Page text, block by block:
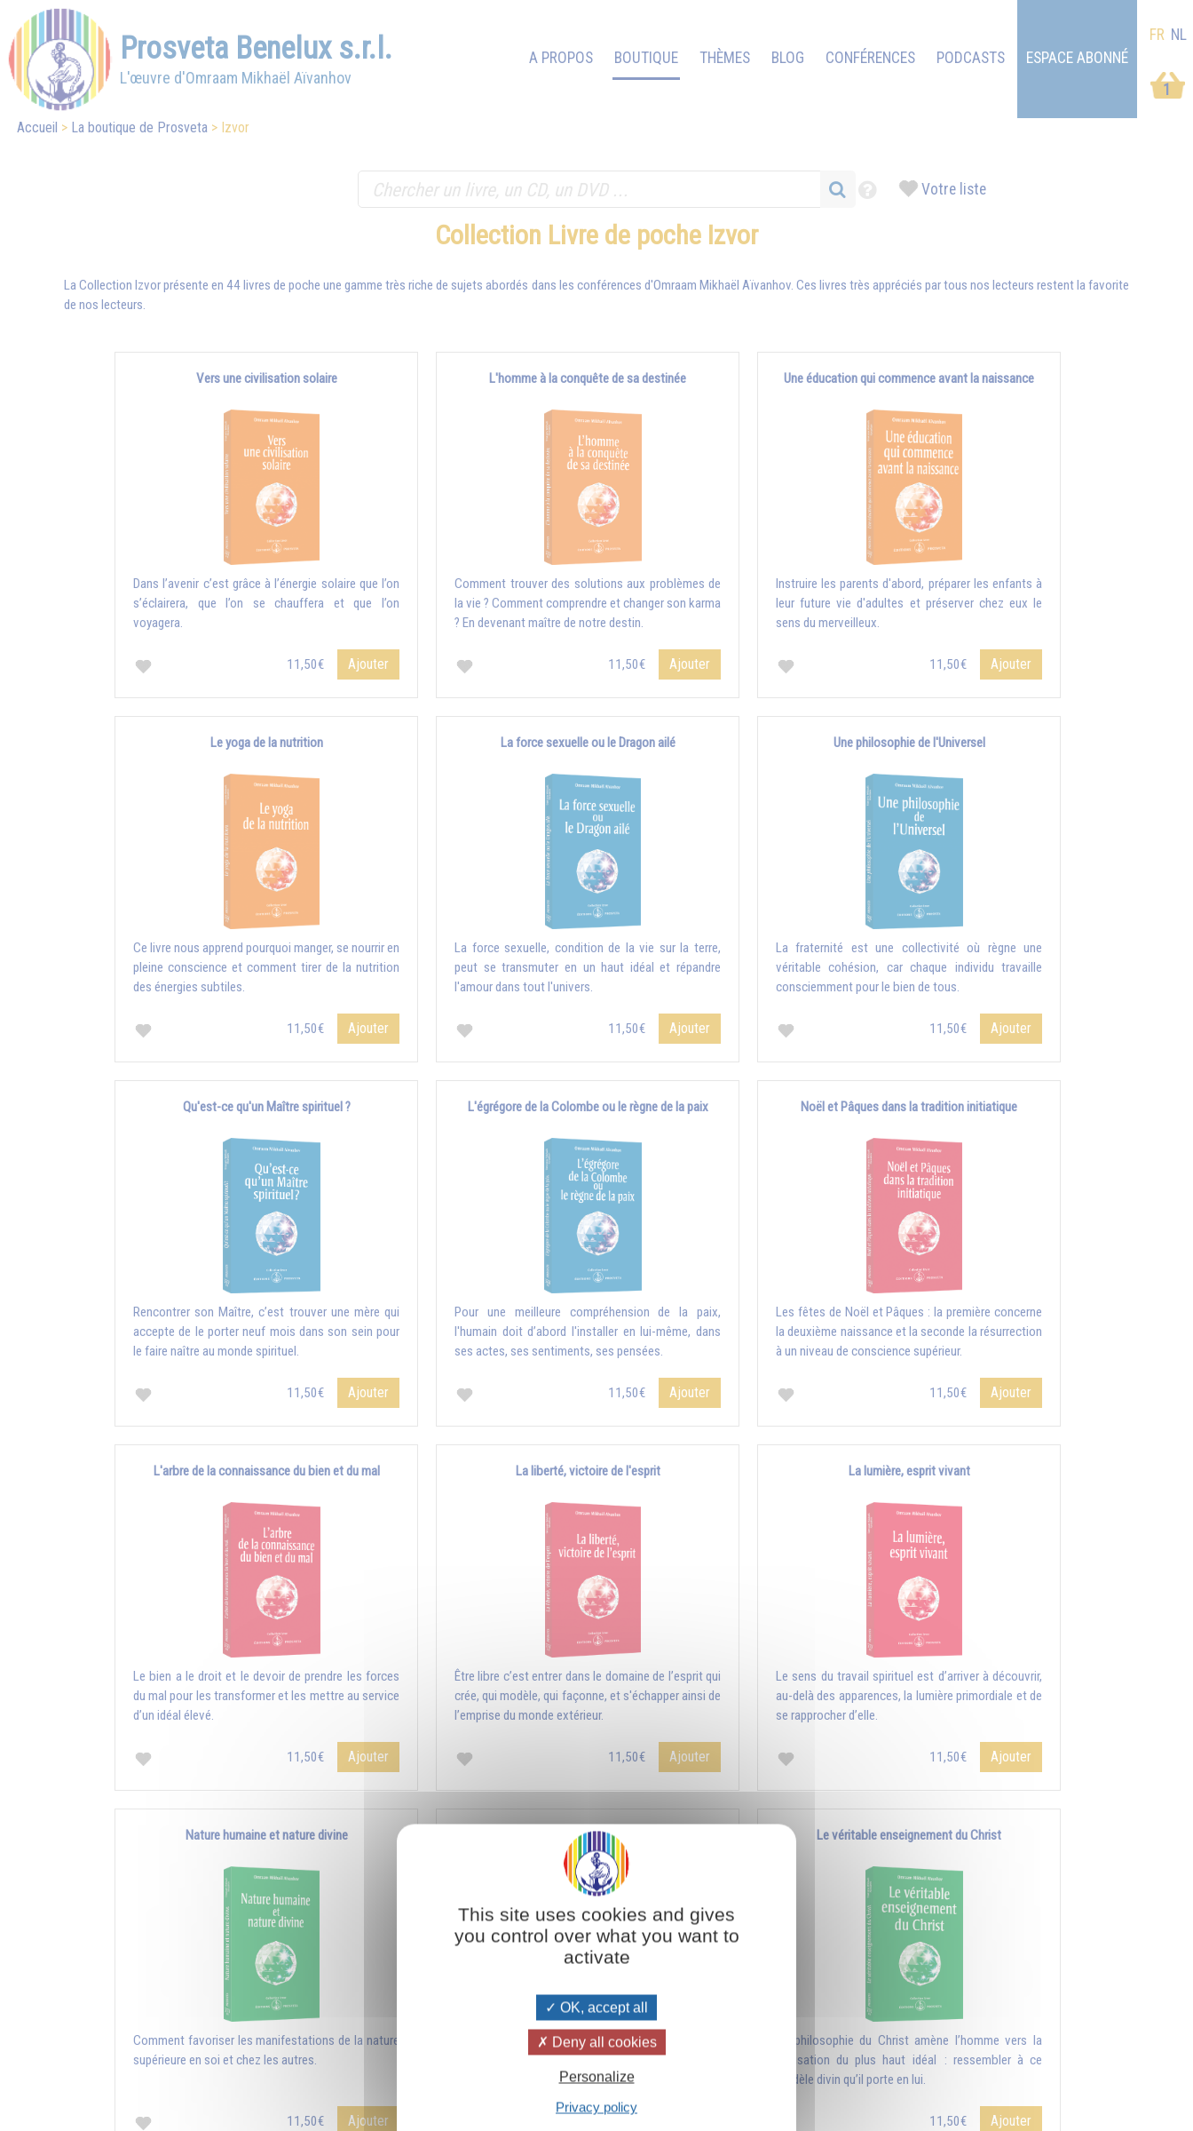
Prosveta Benelux s.r.l.
L'œuvre d'Omraam Mikhaël Aïvanhov
A PROPOS BOUTIQUE THÈMES BLOG CONFÉRENCES
PODCASTS
1
ESPACE ABONNÉ
FR NL
Accueil La boutique de Prosveta Izvor
Votre liste
Collection Livre de poche Izvor
La Collection Izvor présente en 44 livres de poche une gamme très riche de sujets abordés dans les conférences d'Omraam Mikhaël Aïvanhov. Ces livres très appréciés par tous nos lecteurs restent la favorite
de nos lecteurs.
Vers une civilisation solaire
Dans l’avenir c’est grâce à l’énergie solaire que l’on
s’éclairera, que l’on se chauffera et que l’on
voyagera.
11,50€ Ajouter
L'homme à la conquête de sa destinée
Comment trouver des solutions aux problèmes de
la vie ? Comment comprendre et changer son karma
? En devenant maître de notre destin.
11,50€ Ajouter
Une éducation qui commence avant la naissance
Instruire les parents d'abord, préparer les enfants à
leur future vie d'adultes et préserver chez eux le
sens du merveilleux.
11,50€ Ajouter
Le yoga de la nutrition
Ce livre nous apprend pourquoi manger, se nourrir en
pleine conscience et comment tirer de la nutrition
des énergies subtiles.
11,50€ Ajouter
La force sexuelle ou le Dragon ailé
La force sexuelle, condition de la vie sur la terre,
peut se transmuter en un haut idéal et répandre
l'amour dans tout l'univers.
11,50€ Ajouter
Une philosophie de l'Universel
La fraternité est une collectivité où règne une
véritable cohésion, car chaque individu travaille
consciemment pour le bien de tous.
11,50€ Ajouter
Qu'est-ce qu'un Maître spirituel ?
Rencontrer son Maître, c’est trouver une mère qui
accepte de le porter neuf mois dans son sein pour
le faire naître au monde spirituel.
11,50€ Ajouter
L'égrégore de la Colombe ou le règne de la paix
Pour une meilleure compréhension de la paix,
l'humain doit d’abord l'installer en lui-même, dans
ses actes, ses sentiments, ses pensées.
11,50€ Ajouter
Noël et Pâques dans la tradition initiatique
Les fêtes de Noël et Pâques : la première concerne
la deuxième naissance et la seconde la résurrection
à un niveau de conscience supérieur.
11,50€ Ajouter
L'arbre de la connaissance du bien et du mal
Le bien a le droit et le devoir de prendre les forces
du mal pour les transformer et les mettre au service
d’un idéal élevé.
11,50€ Ajouter
La liberté, victoire de l'esprit
Être libre c’est entrer dans le domaine de l’esprit qui
crée, qui modèle, qui façonne, et s'échapper ainsi de
l’emprise du monde extérieur.
11,50€ Ajouter
La lumière, esprit vivant
Le sens du travail spirituel est d’arriver à découvrir,
au-delà des apparences, la lumière primordiale et de
se rapprocher d’elle.
11,50€ Ajouter
Nature humaine et nature divine
Comment favoriser les manifestations de la nature
supérieure en soi et chez les autres.
11,50€ Ajouter
Le Masculin et le Féminin, fondements de la
création
Comment améliorer les manifestations de l'amour
et redonner à la femme sa véritable place.
Le véritable enseignement du Christ
La philosophie du Christ amène l’homme vers la
réalisation du plus haut idéal : ressembler à ce
modèle divin qu’il porte en lui.
11,50€ Ajouter
This site uses cookies and gives
you control over what you want to
activate
OK, accept all
Deny all cookies
Personalize
Privacy policy